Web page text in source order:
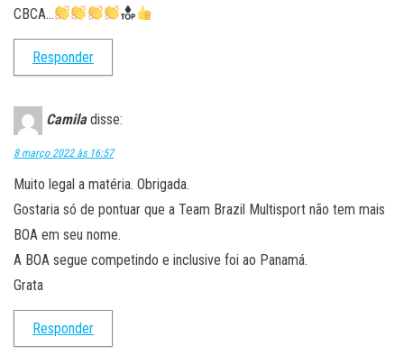
CBCA…
Responder
Camila disse:
8 março 2022 às 16:57
Muito legal a matéria. Obrigada.
Gostaria só de pontuar que a Team Brazil Multisport não tem mais
BOA em seu nome.
A BOA segue competindo e inclusive foi ao Panamá.
Grata
Responder